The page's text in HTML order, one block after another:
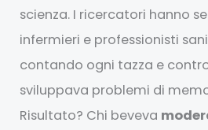
scienza. I ricercatori hanno
infermieri e professionisti
contando ogni tazza e
sviluppava problemi di
Risultato? Chi beveva